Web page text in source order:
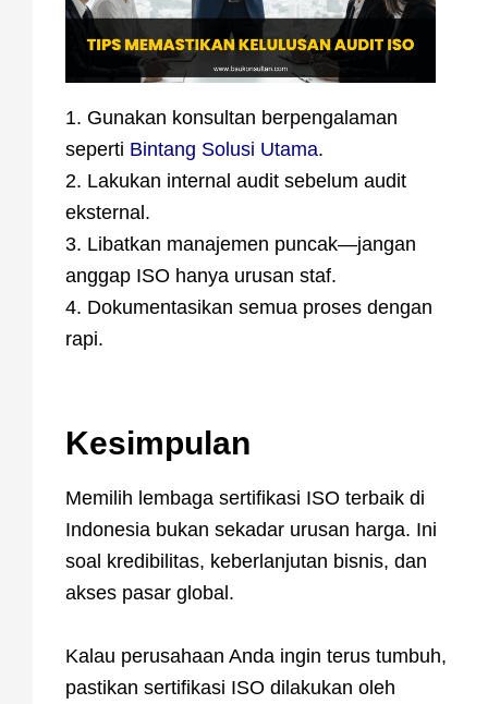
1. Gunakan konsultan berpengalaman
seperti Bintang Solusi Utama.
2. Lakukan internal audit sebelum audit
eksternal.
3. Libatkan manajemen puncak—jangan
anggap ISO hanya urusan staf.
4. Dokumentasikan semua proses dengan
rapi.
Kesimpulan
Memilih lembaga sertifikasi ISO terbaik di
Indonesia bukan sekadar urusan harga. Ini
soal kredibilitas, keberlanjutan bisnis, dan
akses pasar global.
Kalau perusahaan Anda ingin terus tumbuh,
pastikan sertifikasi ISO dilakukan oleh